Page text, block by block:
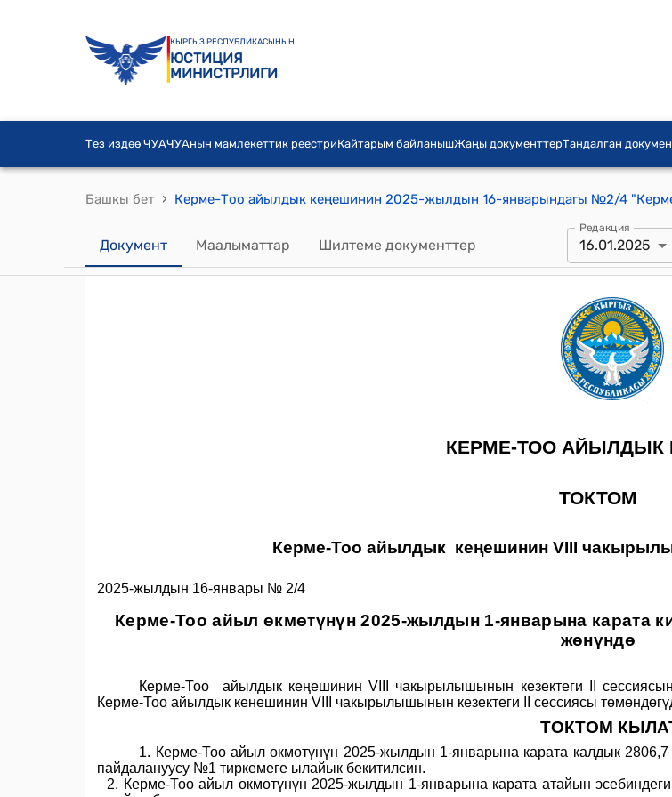
КЫРГЫЗ РЕСПУБЛИКАСЫНЫН
ЮСТИЦИЯ
МИНИСТРЛИГИ
Тез издөө ЧУАЧУАнын мамлекеттик реестриКайтарым байланышЖаңы документтерТандалган
Башкы бет ›
Документ Маалыматтар Шилтеме документтер
Редакция
16.01.2025